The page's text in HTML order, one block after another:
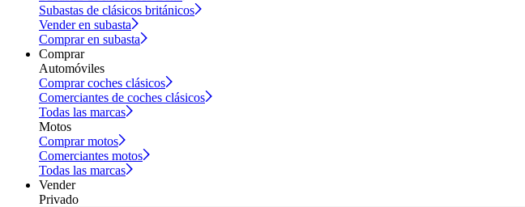
Subastas de clásicos británicos
Vender en subasta
Comprar en subasta
Comprar
Automóviles
Comprar coches clásicos
Comerciantes de coches clásicos
Todas las marcas
Motos
Comprar motos
Comerciantes motos
Todas las marcas
Vender
Privado